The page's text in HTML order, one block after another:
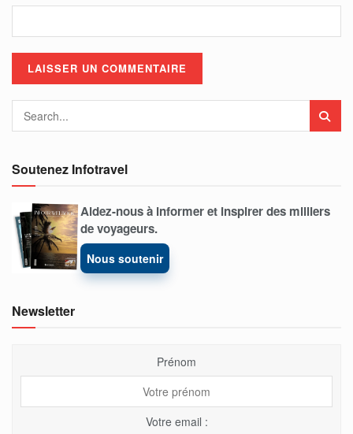
Soutenez Infotravel
Aidez-nous à informer et inspirer des milliers
de voyageurs.
Nous soutenir
Newsletter
Prénom
Votre email :